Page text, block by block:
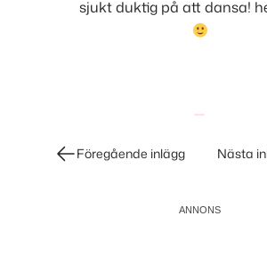
sjukt duktig på att dansa!
InläggsnavigeringFöregående inlägg Nästa